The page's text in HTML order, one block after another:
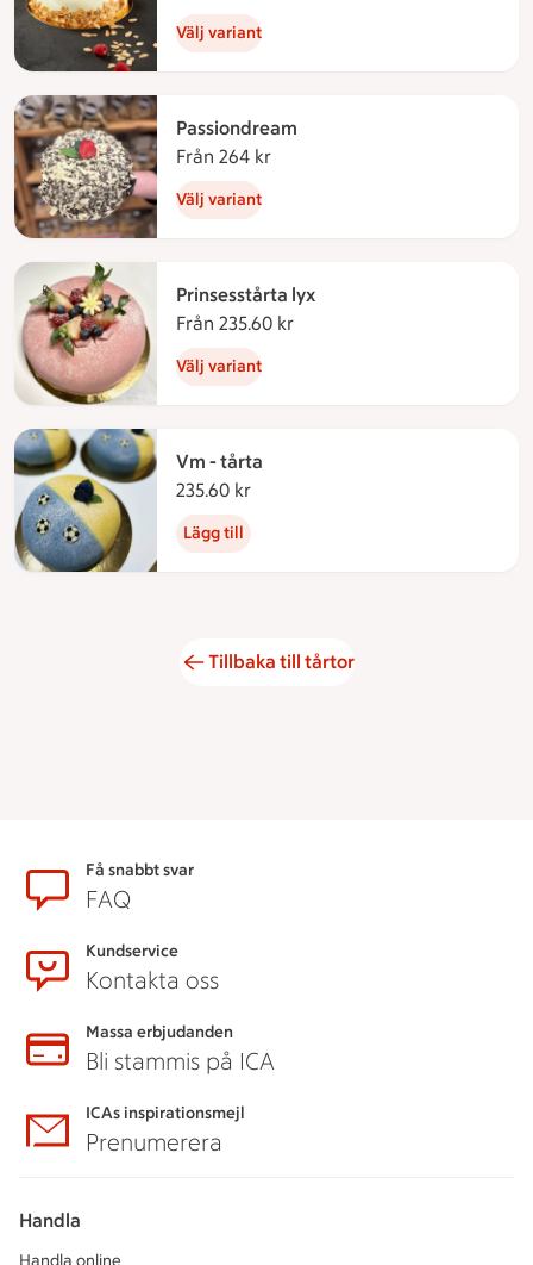
Välj variant
Passiondream
Från 264 kr
Välj variant
Prinsesstårta lyx
Från 235.60 kr
Välj variant
Vm - tårta
235.60 kr
Lägg till
Tillbaka till tårtor
SidfotFå snabbt svar
FAQ
Kundservice
Kontakta oss
Massa erbjudanden
Bli stammis på ICA
ICAs inspirationsmejl
Prenumerera
Handla